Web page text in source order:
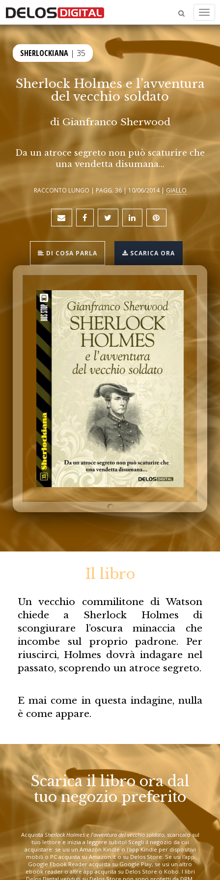
SHERLOCKIANA | 35
Sherlock Holmes e l’avventura
del vecchio soldato
di Gianfranco Sherwood
Da un atroce segreto non può scaturire che
una vendetta disumana...
RACCONTO LUNGO | PAGG. 36 | 10/06/2014 | GIALLO
DI COSA PARLA SCARICA ORA
Il libro
Un vecchio commilitone di Watson
chiede a Sherlock Holmes di
scongiurare l’oscura minaccia che
incombe sul proprio padrone. Per
riuscirci, Holmes dovrà indagare nel
passato, scoprendo un atroce segreto.
E mai come in questa indagine, nulla
è come appare.
Scarica il libro ora dal
tuo negozio preferito
AcquistaSherlock Holmes e l’avventura del vecchio soldato, scaricalo sul
tuo lettore e inizia a leggere subito! Scegli il negozio da cui
acquistare: se usi un Amazon Kindle o l'app Kindle per dispositivi
mobili o PC acquista su Amazon.it o su Delos Store. Se usi l'app
Google Ebook Reader acquista su Google Play, se usi un altro
ebook reader o altre app acquista su Delos Store o Kobo. I libri